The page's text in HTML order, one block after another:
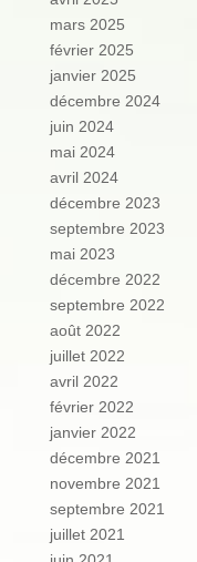
mars 2025
février 2025
janvier 2025
décembre 2024
juin 2024
mai 2024
avril 2024
décembre 2023
septembre 2023
mai 2023
décembre 2022
septembre 2022
août 2022
juillet 2022
avril 2022
février 2022
janvier 2022
décembre 2021
novembre 2021
septembre 2021
juillet 2021